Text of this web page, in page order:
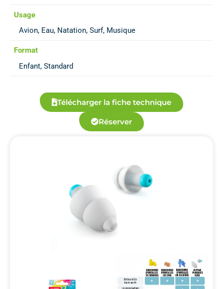
Usage
Avion, Eau, Natation, Surf, Musique
Format
Enfant, Standard
Télécharger la fiche technique
Réserver